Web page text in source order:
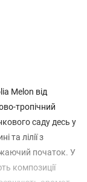
Melon від
тропічний
саду десь у
та лілії з
початок. У
композиції